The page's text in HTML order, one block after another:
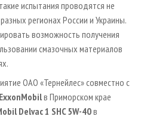
испытания проводятся не
регионах России и Украины.
возможность получения
смазочных материалов
ОАО «Тернейлес» совместно с
ExxonMobilв Приморском крае
Delvac1 SHC5W­-40в